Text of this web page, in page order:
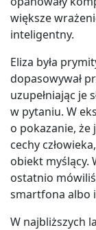
większe
inteligentny.
Eliza była
dopasowywał
uzupełniając je
w pytaniu. W
o pokazanie,
cechy
obiekt myślący.
ostatnio
smartfona albo
W najbliższych